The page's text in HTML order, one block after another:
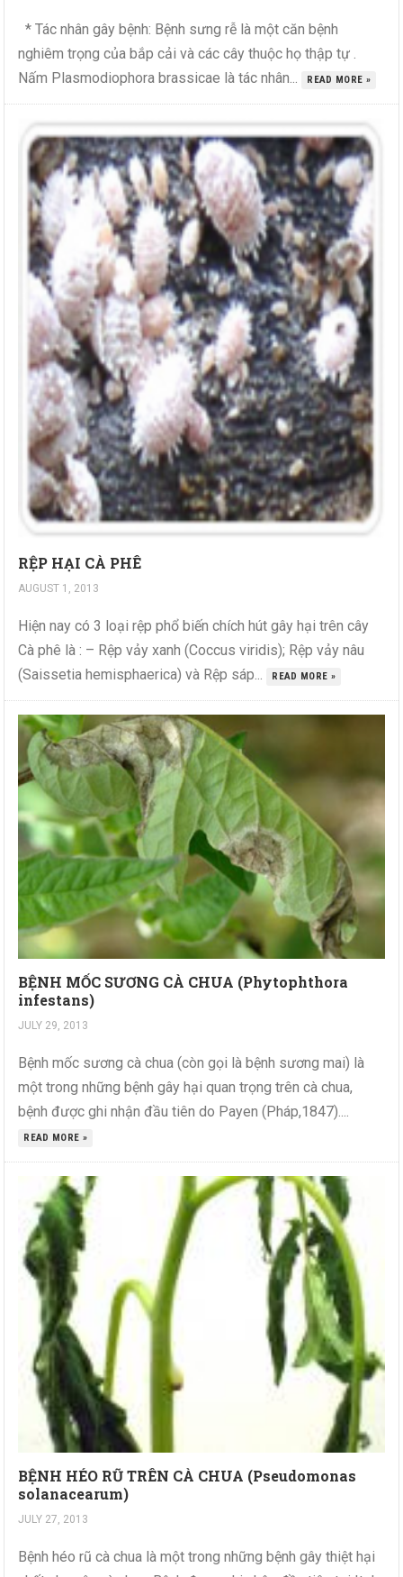
* Tác nhân gây bệnh: Bệnh sưng rễ là một căn bệnh
nghiêm trọng của bắp cải và các cây thuộc họ thập tự .
Nấm Plasmodiophora brassicae là tác nhân...
READ MORE »
RỆP HẠI CÀ PHÊ
AUGUST 1, 2013
Hiện nay có 3 loại rệp phổ biến chích hút gây hại trên cây
Cà phê là : – Rệp vảy xanh (Coccus viridis); Rệp vảy nâu
(Saissetia hemisphaerica) và Rệp sáp...
READ MORE »
BỆNH MỐC SƯƠNG CÀ CHUA (Phytophthora
infestans)
JULY 29, 2013
Bệnh mốc sương cà chua (còn gọi là bệnh sương mai) là
một trong những bệnh gây hại quan trọng trên cà chua,
bệnh được ghi nhận đầu tiên do Payen (Pháp,1847)....
READ MORE »
BỆNH HÉO RŨ TRÊN CÀ CHUA (Pseudomonas
solanacearum)
JULY 27, 2013
Bệnh héo rũ cà chua là một trong những bệnh gây thiệt hại